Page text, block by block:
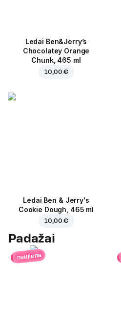
Ledai Ben&Jerry’s
Chocolatey Orange
Chunk, 465 ml
10,00 €
Ledai Ben & Jerry's
Cookie Dough, 465 ml
10,00 €
Padažai
naujiena